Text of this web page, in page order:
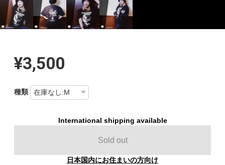
¥3,500
種類
International shipping available
Sold out
日本国内にお住まいの方向け